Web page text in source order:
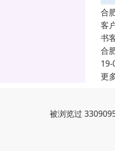
合
客
书
合
19-
更
被浏览过